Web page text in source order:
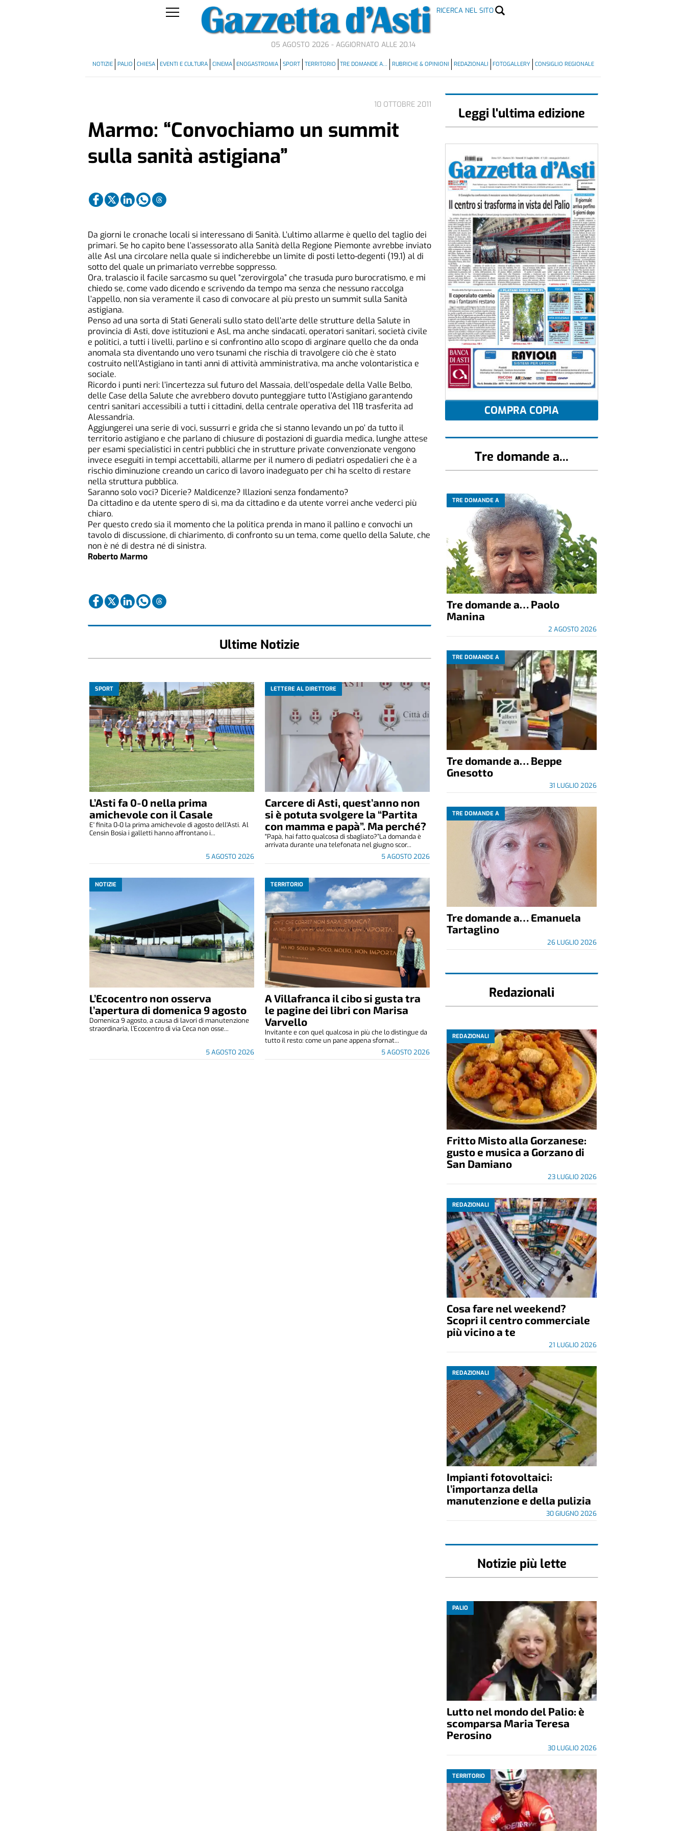
RICERCA NEL SITO
05 AGOSTO 2026 - AGGIORNATO ALLE 20.14
NOTIZIE PALIO CHIESA EVENTI E CULTURA CINEMA ENOGASTROMIA SPORT TERRITORIO TRE DOMANDE A… RUBRICHE & OPINIONI REDAZIONALI FOTOGALLERY CONSIGLIO REGIONALE
10 OTTOBRE 2011
Marmo: “Convochiamo un summit
sulla sanità astigiana”
Da giorni le cronache locali si interessano di Sanità. L’ultimo allarme è quello del taglio dei
primari. Se ho capito bene l’assessorato alla Sanità della Regione Piemonte avrebbe inviato
alle Asl una circolare nella quale si indicherebbe un limite di posti letto-degenti (19,1) al di
sotto del quale un primariato verrebbe soppresso.
Ora, tralascio il facile sarcasmo su quel “zerovirgola” che trasuda puro burocratismo, e mi
chiedo se, come vado dicendo e scrivendo da tempo ma senza che nessuno raccolga
l’appello, non sia veramente il caso di convocare al più presto un summit sulla Sanità
astigiana.
Penso ad una sorta di Stati Generali sullo stato dell’arte delle strutture della Salute in
provincia di Asti, dove istituzioni e Asl, ma anche sindacati, operatori sanitari, società civile
e politici, a tutti i livelli, parlino e si confrontino allo scopo di arginare quello che da onda
anomala sta diventando uno vero tsunami che rischia di travolgere ciò che è stato
costruito nell’Astigiano in tanti anni di attività amministrativa, ma anche volontaristica e
sociale.
Ricordo i punti neri: l’incertezza sul futuro del Massaia, dell’ospedale della Valle Belbo,
delle Case della Salute che avrebbero dovuto punteggiare tutto l’Astigiano garantendo
centri sanitari accessibili a tutti i cittadini, della centrale operativa del 118 trasferita ad
Alessandria.
Aggiungerei una serie di voci, sussurri e grida che si stanno levando un po’ da tutto il
territorio astigiano e che parlano di chiusure di postazioni di guardia medica, lunghe attese
per esami specialistici in centri pubblici che in strutture private convenzionate vengono
invece eseguiti in tempi accettabili, allarme per il numero di pediatri ospedalieri che è a
rischio diminuzione creando un carico di lavoro inadeguato per chi ha scelto di restare
nella struttura pubblica.
Saranno solo voci? Dicerie? Maldicenze? Illazioni senza fondamento?
Da cittadino e da utente spero di sì, ma da cittadino e da utente vorrei anche vederci più
chiaro.
Per questo credo sia il momento che la politica prenda in mano il pallino e convochi un
tavolo di discussione, di chiarimento, di confronto su un tema, come quello della Salute, che
non è né di destra né di sinistra.
Roberto Marmo
Ultime Notizie
SPORT
L’Asti fa 0-0 nella prima
amichevole con il Casale
5 AGOSTO 2026
E' finita 0-0 la prima amichevole di agosto dell'Asti. Al
Censin Bosia i galletti hanno affrontano i...
LETTERE AL DIRETTORE
Carcere di Asti, quest’anno non
si è potuta svolgere la “Partita
con mamma e papà”. Ma perché?
5 AGOSTO 2026
"Papà, hai fatto qualcosa di sbagliato?”La domanda è
arrivata durante una telefonata nel giugno scor...
NOTIZIE
L’Ecocentro non osserva
l’apertura di domenica 9 agosto
5 AGOSTO 2026
Domenica 9 agosto, a causa di lavori di manutenzione
straordinaria, l’Ecocentro di via Ceca non osse...
TERRITORIO
A Villafranca il cibo si gusta tra
le pagine dei libri con Marisa
Varvello
5 AGOSTO 2026
Invitante e con quel qualcosa in più che lo distingue da
tutto il resto: come un pane appena sfornat...
Leggi l'ultima edizione
COMPRA COPIA
Tre domande a...
TRE DOMANDE A
Tre domande a… Paolo
Manina
2 AGOSTO 2026
TRE DOMANDE A
Tre domande a… Beppe
Gnesotto
31 LUGLIO 2026
TRE DOMANDE A
Tre domande a… Emanuela
Tartaglino
26 LUGLIO 2026
Redazionali
REDAZIONALI
Fritto Misto alla Gorzanese:
gusto e musica a Gorzano di
San Damiano
23 LUGLIO 2026
REDAZIONALI
Cosa fare nel weekend?
Scopri il centro commerciale
più vicino a te
21 LUGLIO 2026
REDAZIONALI
Impianti fotovoltaici:
l’importanza della
manutenzione e della pulizia
30 GIUGNO 2026
Notizie più lette
PALIO
Lutto nel mondo del Palio: è
scomparsa Maria Teresa
Perosino
30 LUGLIO 2026
TERRITORIO